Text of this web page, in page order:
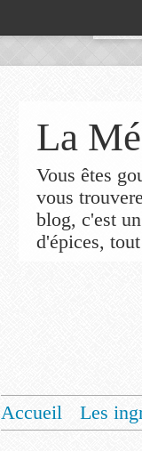
La
Vous êtes
vous
blog, c'est
d'épices,
Accueil Les